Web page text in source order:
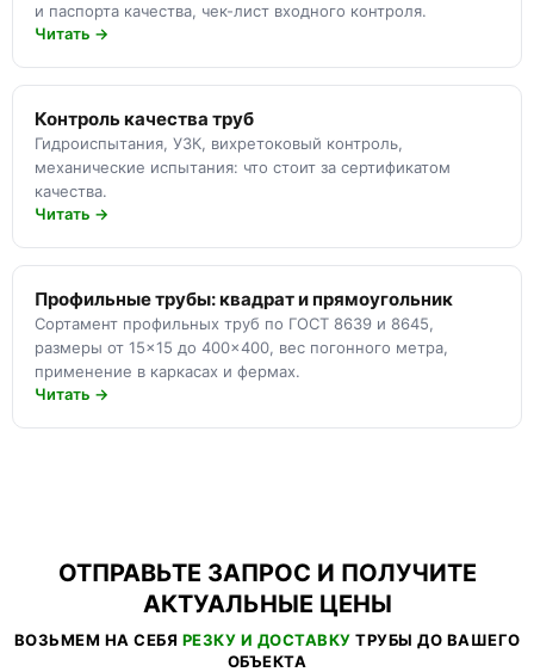
и паспорта качества, чек-лист входного контроля.
Читать →
Контроль качества труб
Гидроиспытания, УЗК, вихретоковый контроль,
механические испытания: что стоит за сертификатом
качества.
Читать →
Профильные трубы: квадрат и прямоугольник
Сортамент профильных труб по ГОСТ 8639 и 8645,
размеры от 15×15 до 400×400, вес погонного метра,
применение в каркасах и фермах.
Читать →
ОТПРАВЬТЕ ЗАПРОС И ПОЛУЧИТЕ
АКТУАЛЬНЫЕ ЦЕНЫ
ВОЗЬМЕМ НА СЕБЯ РЕЗКУ И ДОСТАВКУ ТРУБЫ ДО ВАШЕГО
ОБЪЕКТА